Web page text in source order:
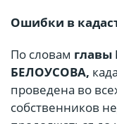
Ошибки в
По словам главы
БЕЛОУСОВА,
проведена во
собственников